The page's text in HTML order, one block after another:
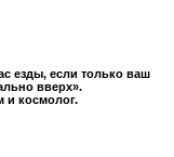
езды, если только ваш
вверх».
и космолог.